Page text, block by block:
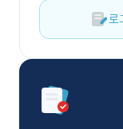
로